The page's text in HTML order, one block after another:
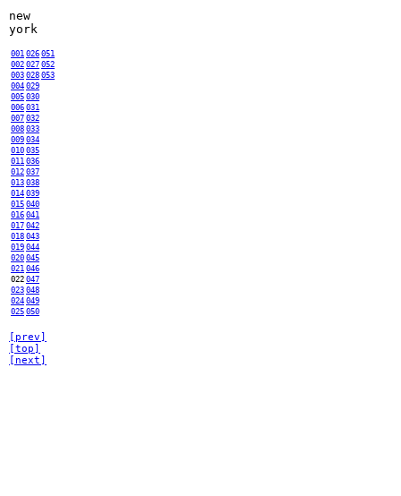
new
york
001 026 051
002 027 052
003 028 053
004 029
005 030
006 031
007 032
008 033
009 034
010 035
011 036
012 037
013 038
014 039
015 040
016 041
017 042
018 043
019 044
020 045
021 046
022 047
023 048
024 049
025 050
[prev]
[top]
[next]